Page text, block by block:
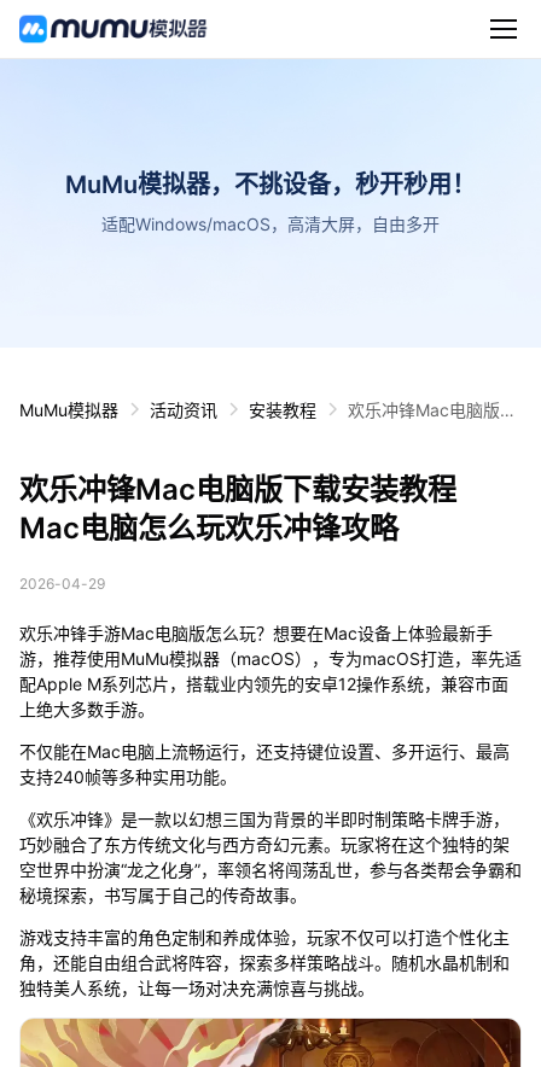
MuMu模拟器，不挑设备，秒开秒用！
适配Windows/macOS，高清大屏，自由多开
MuMu模拟器 活动资讯 安装教程
欢乐冲锋Mac电脑版下
欢乐冲锋Mac电脑版下载安装教程
Mac电脑怎么玩欢乐冲锋攻略
2026-04-29
欢乐冲锋手游Mac电脑版怎么玩？想要在Mac设备上体验最新手
游，推荐使用MuMu模拟器（macOS），专为macOS打造，率先适
配Apple M系列芯片，搭载业内领先的安卓12操作系统，兼容市面
上绝大多数手游。
不仅能在Mac电脑上流畅运行，还支持键位设置、多开运行、最高
支持240帧等多种实用功能。
《欢乐冲锋》是一款以幻想三国为背景的半即时制策略卡牌手游，
巧妙融合了东方传统文化与西方奇幻元素。玩家将在这个独特的架
空世界中扮演“龙之化身”，率领名将闯荡乱世，参与各类帮会争霸和
秘境探索，书写属于自己的传奇故事。
游戏支持丰富的角色定制和养成体验，玩家不仅可以打造个性化主
角，还能自由组合武将阵容，探索多样策略战斗。随机水晶机制和
独特美人系统，让每一场对决充满惊喜与挑战。